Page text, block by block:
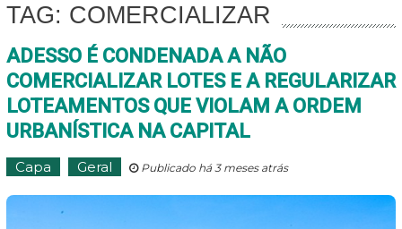
TAG: COMERCIALIZAR
ADESSO É CONDENADA A NÃO
COMERCIALIZAR LOTES E A REGULARIZAR
LOTEAMENTOS QUE VIOLAM A ORDEM
URBANÍSTICA NA CAPITAL
Capa Geral Publicado há 3 meses atrás